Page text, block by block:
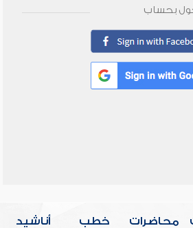
بحساب
محاضرات
خطب
أناشيد